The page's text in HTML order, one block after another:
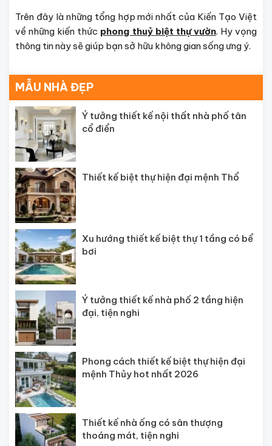
Trên đây là những tổng hợp mới nhất của Kiến Tạo Việt
về những kiến thức phong thuỷ biệt thự vườn. Hy vọng
thông tin này sẽ giúp bạn sở hữu không gian sống ưng ý.
MẪU NHÀ ĐẸP
Ý tưởng thiết kế nội thất nhà phố tân
cổ điển
Thiết kế biệt thự hiện đại mệnh Thổ
Xu hướng thiết kế biệt thự 1 tầng có bể
bơi
Ý tưởng thiết kế nhà phố 2 tầng hiện
đại, tiện nghi
Phong cách thiết kế biệt thự hiện đại
mệnh Thủy hot nhất 2026
Thiết kế nhà ống có sân thượng
thoáng mát, tiện nghi